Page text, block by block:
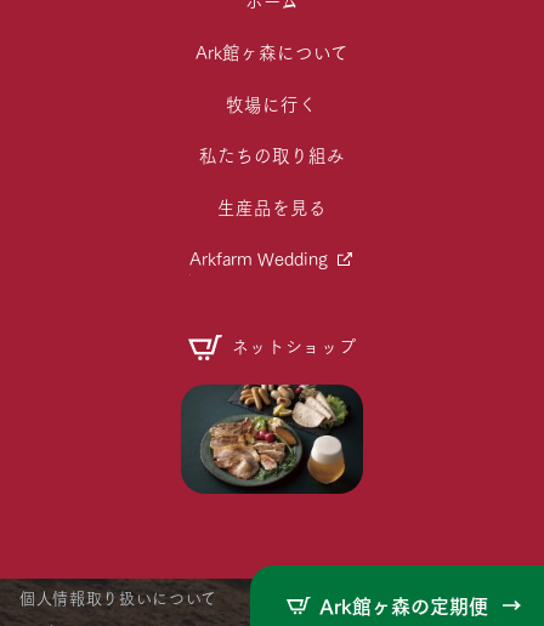
Ark館ヶ森の定期便
Ark館ヶ森について
牧場に行く
私たちの取り組み
生産品を見る
Arkfarm Wedding
ネットショップ
個人情報取り扱いについて